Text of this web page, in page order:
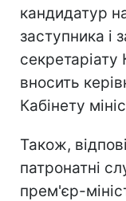
кандидатур
заступника і
секретаріату
вносить
Кабінету
Також,
патронатні
прем'єр-